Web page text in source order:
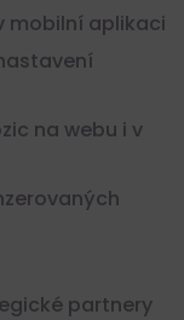
mobilní aplikaci
na webu i v
partnery